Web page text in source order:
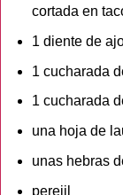
cortada en
1 diente de
1 cucharada
1 cucharada
una hoja de
unas hebras
perejil